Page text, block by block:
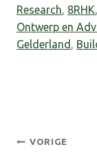
Research, 8RHK,
Ontwerp en
Gelderland ,
Bericht
VORIGE